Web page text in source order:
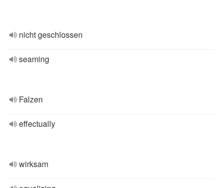
nicht geschlossen
seaming
Falzen
effectually
wirksam